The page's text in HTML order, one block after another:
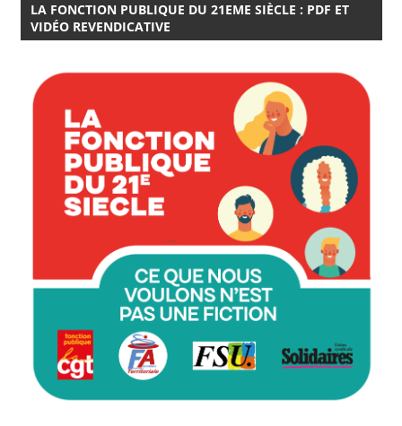
LA FONCTION PUBLIQUE DU 21EME SIÈCLE : PDF ET
VIDÉO REVENDICATIVE